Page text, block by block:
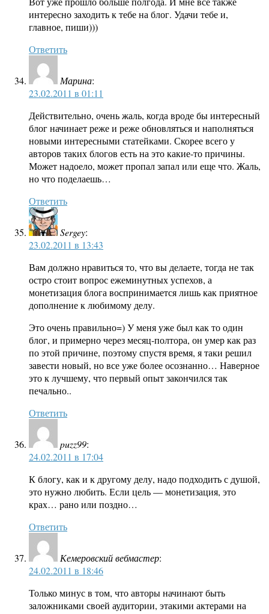
интересно заходить к тебе на блог. Удачи тебе и,
главное, пиши)))
Ответить
Марина:
23.02.2011 в 01:11
Действительно, очень жаль, когда вроде бы интересный
блог начинает реже и реже обновляться и наполняться
новыми интересными статейками. Скорее всего у
авторов таких блогов есть на это какие-то причины.
Может надоело, может пропал запал или еще что. Жаль,
но что поделаешь…
Ответить
Sergey:
23.02.2011 в 13:43
Вам должно нравиться то, что вы делаете, тогда не так
остро стоит вопрос ежеминутных успехов, а
монетизация блога воспринимается лишь как приятное
дополнение к любимому делу.
Это очень правильно=) У меня уже был как то один
блог, и примерно через месяц-полтора, он умер как раз
по этой причине, поэтому спустя время, я таки решил
завести новый, но все уже более осознанно… Наверное
это к лучшему, что первый опыт закончился так
печально..
Ответить
puzz99:
24.02.2011 в 17:04
К блогу, как и к другому делу, надо подходить с душой,
это нужно любить. Если цель — монетизация, это
крах… рано или поздно…
Ответить
Кемеровский вебмастер:
24.02.2011 в 18:46
Только минус в том, что авторы начинают быть
заложниками своей аудитории, этакими актерами на